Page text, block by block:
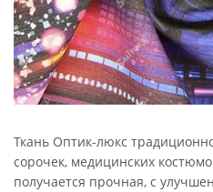
Ткань Оптик-люкс
сорочек, медицинских
получается прочная, с